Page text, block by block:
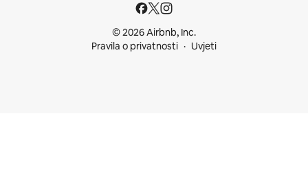
© 2026 Airbnb, Inc.
Pravila o privatnosti
Uvjeti